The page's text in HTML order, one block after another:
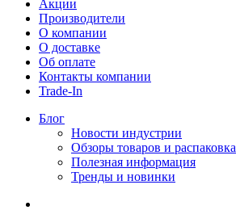
Акции
Производители
О компании
О доставке
Об оплате
Контакты компании
Trade-In
Блог
Новости индустрии
Обзоры товаров и распаковка
Полезная информация
Тренды и новинки